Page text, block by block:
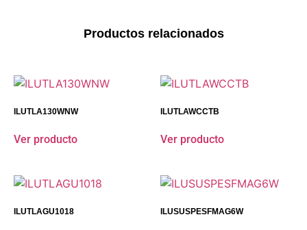
Productos relacionados
ILUTLA130WNW
Ver producto
ILUTLAWCCTB
Ver producto
ILUTLAGU1018 ILUSUSPESFMAG6W